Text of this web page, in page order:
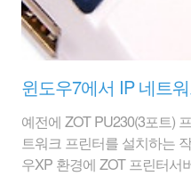
예전에 ZOT PU230(3포트)
트워크 프린터를 설치하는
우XP 환경에 ZOT 프린터서